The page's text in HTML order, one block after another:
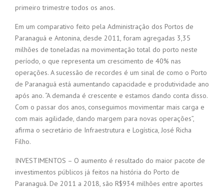
primeiro trimestre todos os anos.
Em um comparativo feito pela Administração dos Portos de
Paranaguá e Antonina, desde 2011, foram agregadas 3,35
milhões de toneladas na movimentação total do porto neste
período, o que representa um crescimento de 40% nas
operações. A sucessão de recordes é um sinal de como o Porto
de Paranaguá está aumentando capacidade e produtividade ano
após ano. “A demanda é crescente e estamos dando conta disso.
Com o passar dos anos, conseguimos movimentar mais carga e
com mais agilidade, dando margem para novas operações”,
afirma o secretário de Infraestrutura e Logística, José Richa
Filho.
INVESTIMENTOS – O aumento é resultado do maior pacote de
investimentos públicos já feitos na história do Porto de
Paranaguá. De 2011 a 2018, são R$934 milhões entre aportes